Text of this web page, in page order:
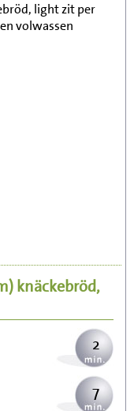
light zit per
volwassen
knäckebröd,
6
2
7